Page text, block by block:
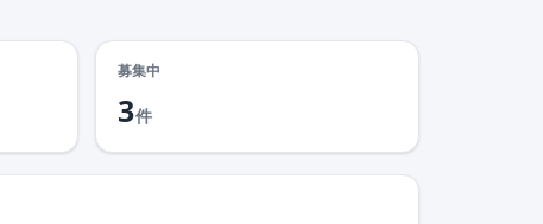
募集中
3件